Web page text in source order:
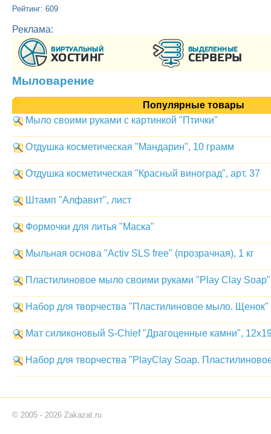
Рейтинг: 609
Реклама:
Мыловарение
Популярные товары
Мыло своими руками с картинкой "Птички"
Отдушка косметическая "Мандарин", 10 грамм
Отдушка косметическая "Красный виноград", арт. 37
Штамп "Алфавит", лист
Формочки для литья "Маска"
Мыльная основа "Activ SLS free" (прозрачная), 1 кг
Пластилиновое мыло своими руками "Play Clay
Набор для творчества "Пластилиновое мыло. Щенок"
Мат силиконовый S-Chief "Драгоценные камни",
Набор для творчества "PlayClay Soap.
© 2005 - 2026 Zakazat.ru